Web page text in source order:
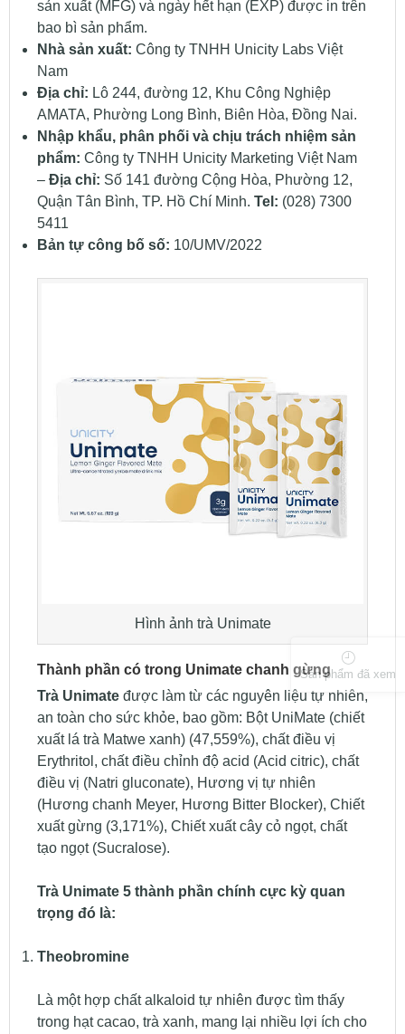
sản xuất (MFG) và ngày hết hạn (EXP) được in trên
bao bì sản phẩm.
Nhà sản xuất: Công ty TNHH Unicity Labs Việt
Nam
Địa chỉ: Lô 244, đường 12, Khu Công Nghiệp
AMATA, Phường Long Bình, Biên Hòa, Đồng Nai.
Nhập khẩu, phân phối và chịu trách nhiệm sản
phẩm: Công ty TNHH Unicity Marketing Việt Nam
– Địa chỉ: Số 141 đường Cộng Hòa, Phường 12,
Quận Tân Bình, TP. Hồ Chí Minh. Tel: (028) 7300
5411
Bản tự công bố số: 10/UMV/2022
Hình ảnh trà Unimate
Thành phần có trong Unimate chanh gừng
Trà Unimate được làm từ các nguyên liệu tự nhiên,
an toàn cho sức khỏe, bao gồm: Bột UniMate (chiết
xuất lá trà Matwe xanh) (47,559%), chất điều vị
Erythritol, chất điều chỉnh độ acid (Acid citric), chất
điều vị (Natri gluconate), Hương vị tự nhiên
(Hương chanh Meyer, Hương Bitter Blocker), Chiết
xuất gừng (3,171%), Chiết xuất cây cỏ ngọt, chất
tạo ngọt (Sucralose).
Trà Unimate 5 thành phần chính cực kỳ quan
trọng đó là:
Theobromine
Là một hợp chất alkaloid tự nhiên được tìm thấy
trong hạt cacao, trà xanh, mang lại nhiều lợi ích cho
Sản phẩm đã xem